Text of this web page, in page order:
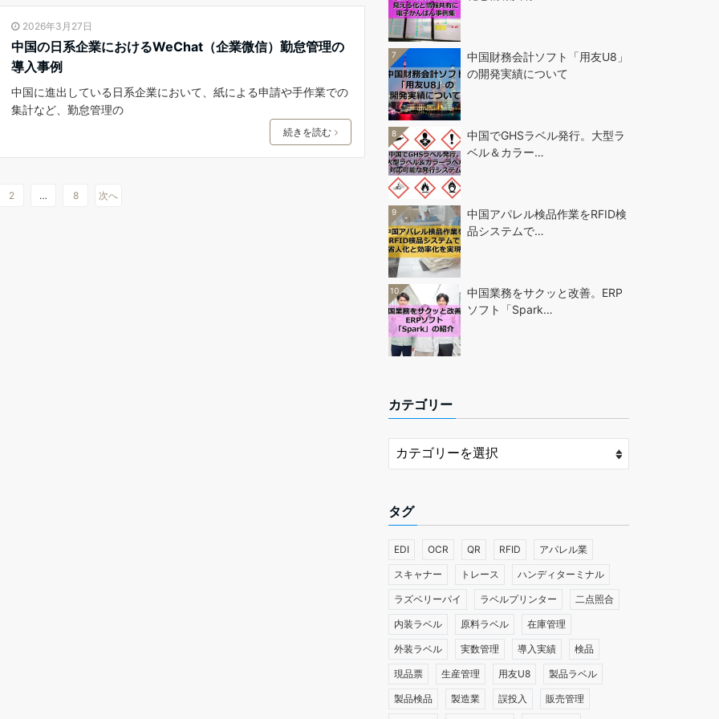
2026年3月27日
中国の日系企業におけるWeChat（企業微信）勤怠管理の
導入事例
中国に進出している日系企業において、紙による申請や手作業での
集計など、勤怠管理の
続きを読む
2 … 8 次へ
7
中国財務会計ソフト「用友U8」
の開発実績について
8
中国でGHSラベル発行。大型ラ
ベル＆カラー…
9
中国アパレル検品作業をRFID検
品システムで…
10
中国業務をサクッと改善。ERP
ソフト「Spark…
カテゴリー
タグ
EDI OCR QR RFID アパレル業
スキャナー トレース ハンディターミナル
ラズベリーパイ ラベルプリンター 二点照合
内装ラベル 原料ラベル 在庫管理
外装ラベル 実数管理 導入実績 検品
現品票 生産管理 用友U8 製品ラベル
製品検品 製造業 誤投入 販売管理